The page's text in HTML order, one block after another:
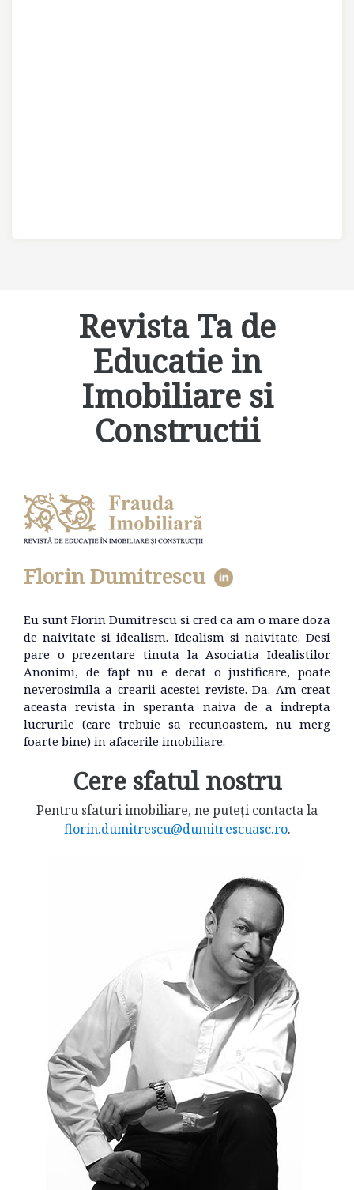
Revista Ta de
Educatie in
Imobiliare si
Constructii
Florin Dumitrescu
Eu sunt Florin Dumitrescu si cred ca am o mare doza
de naivitate si idealism. Idealism si naivitate. Desi
pare o prezentare tinuta la Asociatia Idealistilor
Anonimi, de fapt nu e decat o justificare, poate
neverosimila a crearii acestei reviste. Da. Am creat
aceasta revista in speranta naiva de a indrepta
lucrurile (care trebuie sa recunoastem, nu merg
foarte bine) in afacerile imobiliare.
Cere sfatul nostru
Pentru sfaturi imobiliare, ne puteți contacta la
florin.dumitrescu@dumitrescuasc.ro.